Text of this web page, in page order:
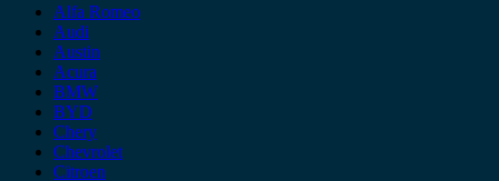
Alfa Romeo
Audi
Austin
Acura
BMW
BYD
Chery
Chevrolet
Citroen